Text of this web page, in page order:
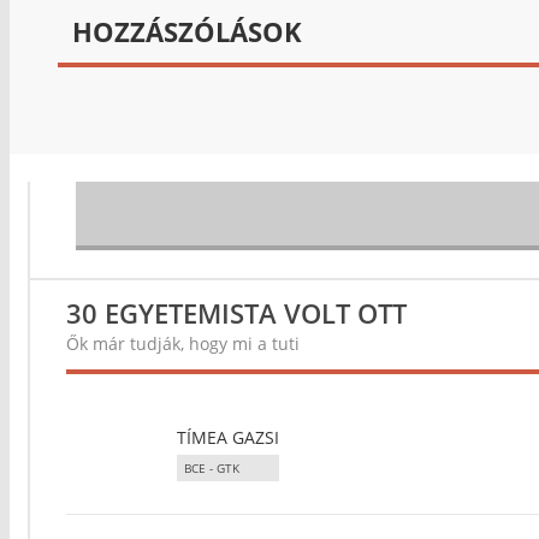
HOZZÁSZÓLÁSOK
30 EGYETEMISTA VOLT OTT
Ők már tudják, hogy mi a tuti
TÍMEA GAZSI
BCE - GTK